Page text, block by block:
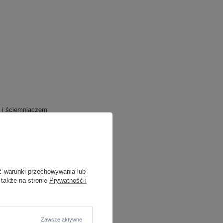
i ściemniaczem
warunki przechowywania lub
na stronie Prywatność i
Zawsze aktywne